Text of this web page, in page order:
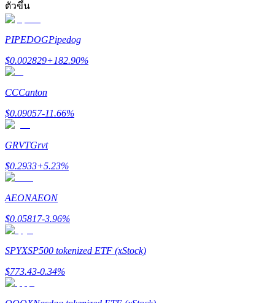
เชิญเพื่อนเพื่อรับรางวัลเงินสด
Deposit CASHCAT & Win
ตัวขึ้น
PIPEDOGPipedog
$0.002829+182.90%
CCCanton
$0.09057-11.66%
GRVTGrvt
$0.2933+5.23%
AEONAEON
$0.05817-3.96%
SPYXSP500 tokenized ETF (xStock)
$773.43-0.34%